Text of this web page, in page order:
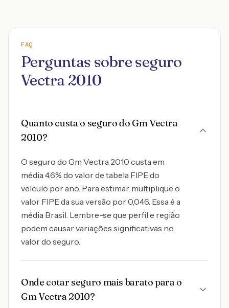
FAQ
Perguntas sobre seguro
Vectra 2010
Quanto custa o seguro do Gm Vectra
2010?
O seguro do Gm Vectra 2010 custa em
média 4.6% do valor de tabela FIPE do
veículo por ano. Para estimar, multiplique o
valor FIPE da sua versão por 0,046. Essa é a
média Brasil. Lembre-se que perfil e região
podem causar variações significativas no
valor do seguro.
Onde cotar seguro mais barato para o
Gm Vectra 2010?